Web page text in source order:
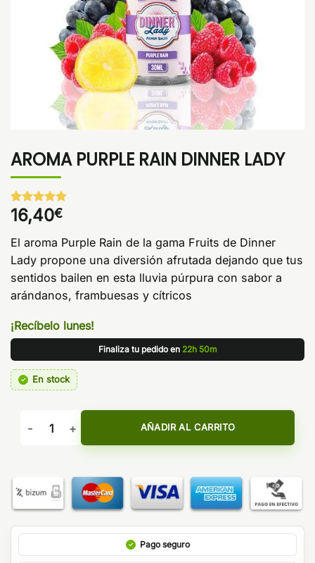
AROMA PURPLE RAIN DINNER LADY
Valorado
con
de 5
1
valoración
de un
cliente
16,40€
El aroma Purple Rain de la gama Fruits de Dinner
Lady propone una diversión afrutada dejando que tus
sentidos bailen en esta lluvia púrpura con sabor a
arándanos, frambuesas y cítricos
¡Recíbelo lunes!
Finaliza tu pedido en 22h 50m
En stock
AROMA PURPLE RAIN DINNER LADY cantidad
AÑADIR AL CARRITO
Pago seguro